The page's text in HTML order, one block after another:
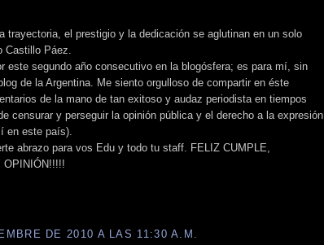
trayectoria, el prestigio y la dedicación se aglutinan en un solo
Castillo Páez.
este segundo año consecutivo en la blogósfera; es para mí, sin
de la Argentina. Me siento orgulloso de compartir en éste
de la mano de tan exitoso y audaz periodista en tiempos
censurar y perseguir la opinión pública y el derecho a la expresión
en este país).
abrazo para vos Edu y todo tu staff. FELIZ CUMPLE,
OPINIÓN!!!!!
DE 2010 A LAS 11:30 A.M.